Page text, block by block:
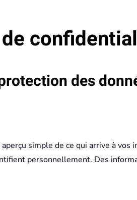
des
simple de ce qui arrive à
personnellement. Des